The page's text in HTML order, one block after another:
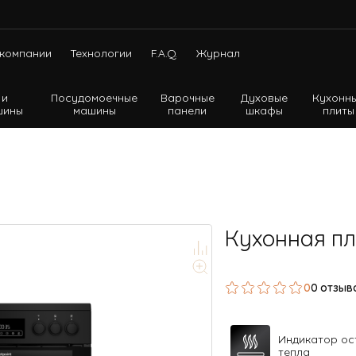
Технологии F.A.Q. Журнал
Посудомоечные
машины
Варочные
панели
Духовые
шкафы
плиты
Холодильники с нижней морозильной камерой
Кухонная
00
Индикатор
тепла